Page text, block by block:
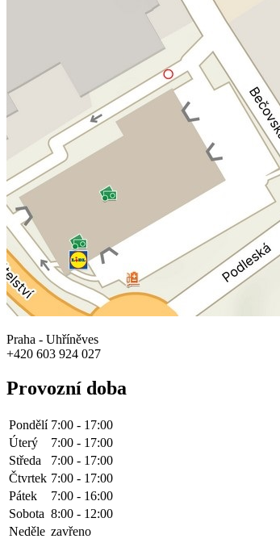
Praha - Uhříněves
+420 603 924 027
Provozní doba
Pondělí 7:00 - 17:00
Úterý
7:00 - 17:00
Středa
7:00 - 17:00
Čtvrtek 7:00 - 17:00
Pátek
7:00 - 16:00
Sobota 8:00 - 12:00
Neděle zavřeno